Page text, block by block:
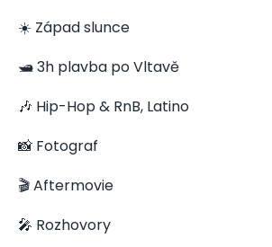
☀️ Západ slunce
🛥️ 3h plavba po Vltavě
🎶 Hip-Hop & RnB, Latino
📸 Fotograf
🎬 Aftermovie
🎤 Rozhovory